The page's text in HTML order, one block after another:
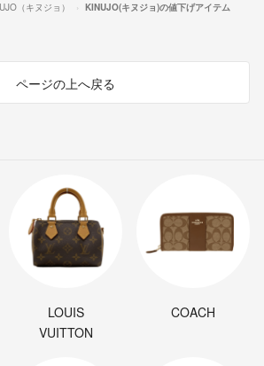
（キヌジョ） KINUJO(キヌジョ)の値下げアイテム
ページの上へ戻る
LOUIS
VUITTON
COACH